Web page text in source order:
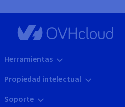
Herramientas
Propiedad intelectual
Soporte